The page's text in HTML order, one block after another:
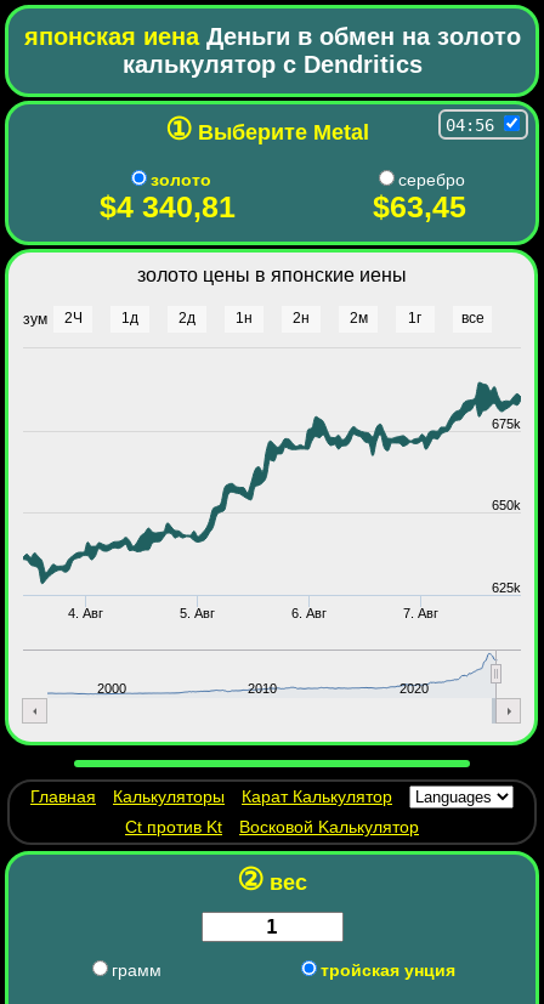
японская иенаДеньги в обмен на золото
калькулятор с Dendritics
①Выберите Metal 04:56
золото
$4 340,81
серебро
$63,45
зум 2Ч 1д 2д 1н 2н 2м 1г все
золото цены в японские иены
4. Авг 5. Авг 6. Авг 7. Авг
2000 2010 2020
625k
650k
675k
Главная Калькуляторы
Карат Калькулятор
Ct против Kt
Восковой Kалькулятор
② вес
грамм тройская унция